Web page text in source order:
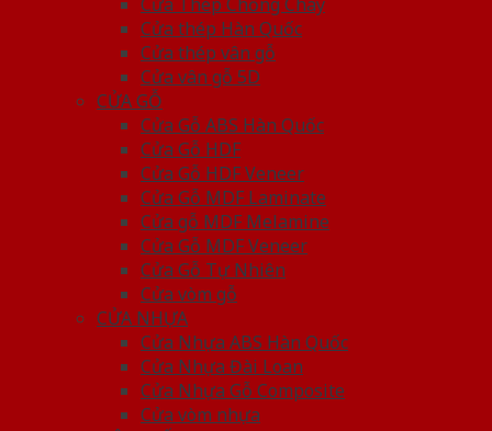
Cửa thép Hàn Quốc
Cửa thép vân gỗ
Cửa vân gỗ 5D
CỬA GỖ
Cửa Gỗ ABS Hàn Quốc
Cửa Gỗ HDF
Cửa Gỗ HDF Veneer
Cửa Gỗ MDF Laminate
Cửa gỗ MDF Melamine
Cửa Gỗ MDF Veneer
Cửa Gỗ Tự Nhiên
Cửa vòm gỗ
CỬA NHỰA
Cửa Nhựa ABS Hàn Quốc
Cửa Nhựa Đài Loan
Cửa Nhựa Gỗ Composite
Cửa vòm nhựa